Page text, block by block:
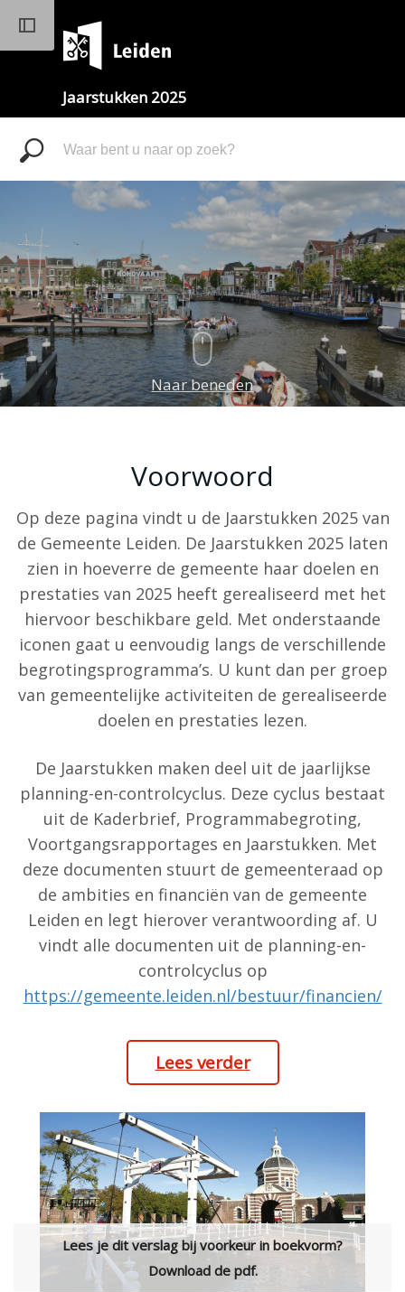
Jaarstukken 2025
Zoeken
Naar beneden
Voorwoord
Op deze pagina vindt u de Jaarstukken 2025 van
de Gemeente Leiden. De Jaarstukken 2025 laten
zien in hoeverre de gemeente haar doelen en
prestaties van 2025 heeft gerealiseerd met het
hiervoor beschikbare geld. Met onderstaande
iconen gaat u eenvoudig langs de verschillende
begrotingsprogramma’s. U kunt dan per groep
van gemeentelijke activiteiten de gerealiseerde
doelen en prestaties lezen.
De Jaarstukken maken deel uit de jaarlijkse
planning-en-controlcyclus. Deze cyclus bestaat
uit de Kaderbrief, Programmabegroting,
Voortgangsrapportages en Jaarstukken. Met
deze documenten stuurt de gemeenteraad op
de ambities en financiën van de gemeente
Leiden en legt hierover verantwoording af. U
vindt alle documenten uit de planning-en-
controlcyclus op
https://gemeente.leiden.nl/bestuur/financien/
Lees verder
Lees je dit verslag bij voorkeur in boekvorm?
Download de pdf.